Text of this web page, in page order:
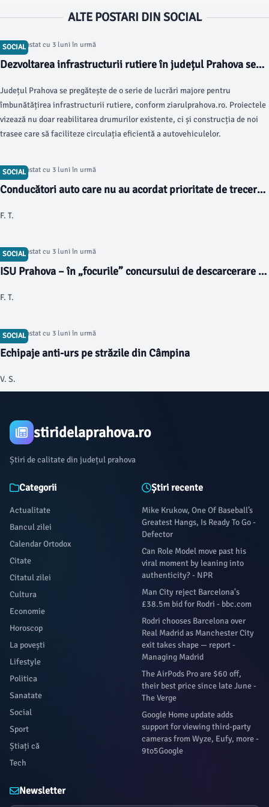
ALTE POSTARI DIN SOCIAL
SOCIAL
Articol postat cu 3 luni în urmă
Dezvoltarea infrastructurii rutiere în județul Prahova se
Județul Prahova se pregătește de o serie de lucrări majore pentru
îmbunătățirea infrastructurii rutiere, conform ziarulprahova.ro. Proiectele
vizează nu doar reabilitarea drumurilor existente, ci și construcția de noi
trasee care să faciliteze circulația eficientă a autovehiculelor.
SOCIAL
Articol postat cu 3 luni în urmă
Conducători auto care nu au acordat prioritate de trecere
F. T.
SOCIAL
Articol postat cu 3 luni în urmă
ISU Prahova – în „focurile” concursului de descarcerare și
F. T.
SOCIAL
Articol postat cu 3 luni în urmă
Echipaje anti-urs pe străzile din Câmpina
V. S.
stiridelaprahova.ro
Știri de calitate din județul prahova
Categorii
Actualitate
Bancul zilei
Calendar Ortodox
Citate
Citatul zilei
Cultura
Economie
Horoscop
La povești
Lifestyle
Politica
Sanatate
Social
Sport
Știați că
Tech
Știri recente
Mike Krukow, One Of Baseball’s
Greatest Hangs, Is Ready To Go -
Defector
Can Role Model move past his
viral moment by leaning into
authenticity? - NPR
Man City reject Barcelona's
£38.5m bid for Rodri - bbc.com
Rodri chooses Barcelona over
Real Madrid as Manchester City
exit takes shape — report -
Managing Madrid
The AirPods Pro are $60 off,
their best price since late June -
The Verge
Google Home update adds
support for viewing third-party
cameras from Wyze, Eufy, more -
9to5Google
Newsletter